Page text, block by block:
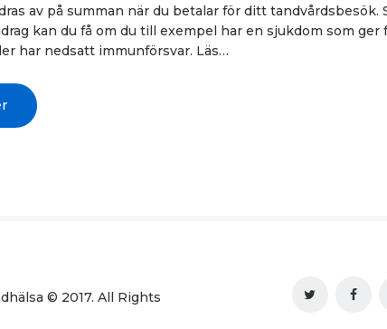
av på summan när du betalar för ditt tandvårdsbesök.
kan du få om du till exempel har en sjukdom som ger
har nedsatt immunförsvar. Läs…
© 2017. All Rights